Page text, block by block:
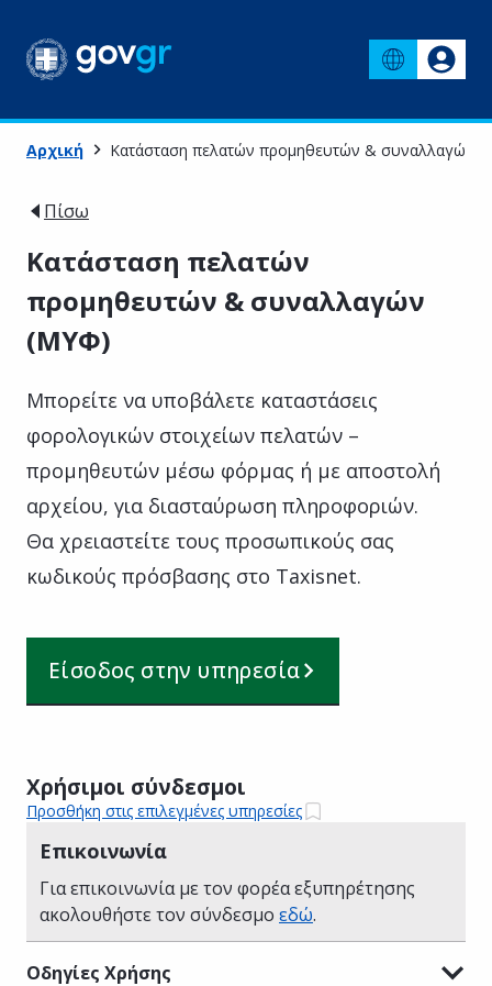
Αρχική Κατάσταση πελατών προμηθευτών & συναλλαγών
Πίσω
Κατάσταση πελατών
προμηθευτών & συναλλαγών
(ΜΥΦ)
Μπορείτε να υποβάλετε καταστάσεις
φορολογικών στοιχείων πελατών –
προμηθευτών μέσω φόρμας ή με αποστολή
αρχείου, για διασταύρωση πληροφοριών.
Θα χρειαστείτε τους προσωπικούς σας
κωδικούς πρόσβασης στο Taxisnet.
Είσοδος στην υπηρεσία
Χρήσιμοι σύνδεσμοι
Προσθήκη στις επιλεγμένες υπηρεσίες
Επικοινωνία
Για επικοινωνία με τον φορέα εξυπηρέτησης
ακολουθήστε τον σύνδεσμο εδώ.
Οδηγίες Χρήσης